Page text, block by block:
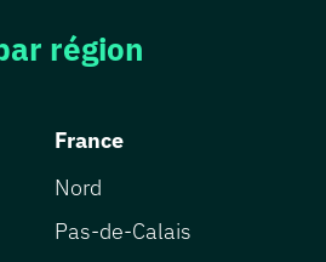
région
France
Nord
Pas-de-Calais